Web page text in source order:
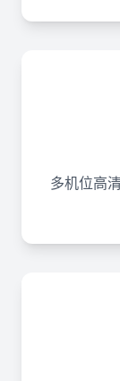
多机位高